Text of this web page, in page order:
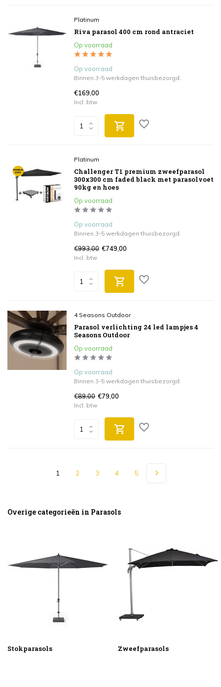
Platinum
Riva parasol 400 cm rond antraciet
Op voorraad
Op voorraad
Binnen 3-5 werkdagen thuisbezorgd.
€169,00
Incl. btw
Platinum
Challenger T1 premium zweefparasol
300x300 cm faded black met parasolvoet
90kg en hoes
Op voorraad
Op voorraad
Binnen 3-5 werkdagen thuisbezorgd.
€993,00 €749,00
Incl. btw
4 Seasons Outdoor
Parasol verlichting 24 led lampjes 4
Seasons Outdoor
Op voorraad
Op voorraad
Binnen 3-5 werkdagen thuisbezorgd.
€89,00 €79,00
Incl. btw
1 2 3 4 5
Overige categorieën in Parasols
Stokparasols Zweefparasols